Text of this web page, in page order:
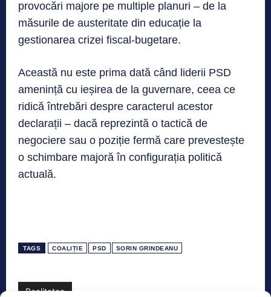
provocări majore pe multiple planuri – de la
măsurile de austeritate din educație la
gestionarea crizei fiscal-bugetare.
Această nu este prima dată când liderii PSD
amenință cu ieșirea de la guvernare, ceea ce
ridică întrebări despre caracterul acestor
declarații – dacă reprezintă o tactică de
negociere sau o poziție fermă care prevestește
o schimbare majoră în configurația politică
actuală.
TAGS COALIȚIE PSD SORIN GRINDEANU
Realitatea